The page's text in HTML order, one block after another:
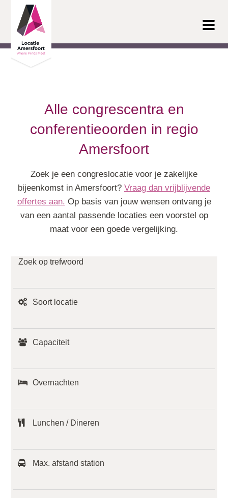
Ga door naar inhoud
Alle congrescentra en
conferentieoorden in regio
Amersfoort
Zoek je een congreslocatie voor je zakelijke
bijeenkomst in Amersfoort? Vraag dan vrijblijvende
offertes aan. Op basis van jouw wensen ontvang je
van een aantal passende locaties een voorstel op
maat voor een goede vergelijking.
Zoek op trefwoord
Soort locatie
Capaciteit
Overnachten
Lunchen / Dineren
Max. afstand station